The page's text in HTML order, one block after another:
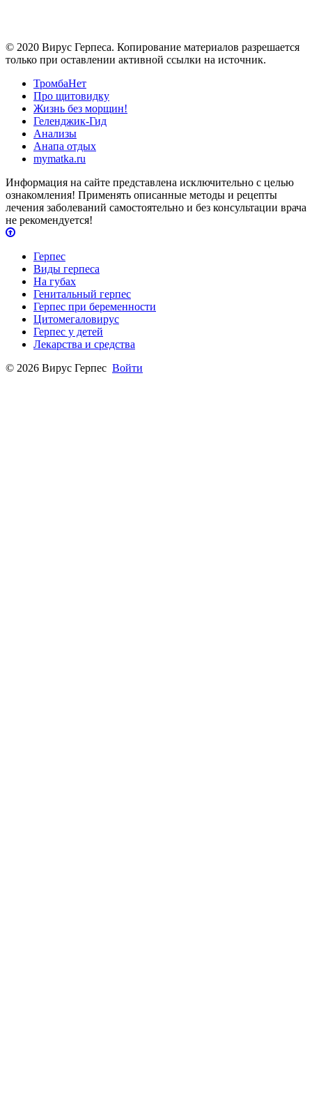
© 2020 Вирус Герпеса. Копирование материалов разрешается
только при оставлении активной ссылки на источник.
ТромбаНет
Про щитовидку
Жизнь без морщин!
Геленджик-Гид
Анализы
Анапа отдых
mymatka.ru
Информация на сайте представлена исключительно с целью
ознакомления! Применять описанные методы и рецепты
лечения заболеваний самостоятельно и без консультации врача
не рекомендуется!
Герпес
Виды герпеса
На губах
Генитальный герпес
Герпес при беременности
Цитомегаловирус
Герпес у детей
Лекарства и средства
© 2026 Вирус Герпес Войти